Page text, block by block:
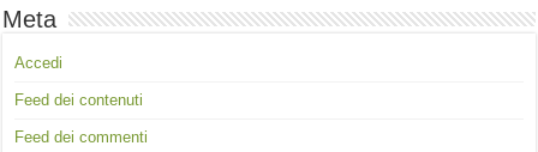
Meta
Accedi
Feed dei contenuti
Feed dei commenti